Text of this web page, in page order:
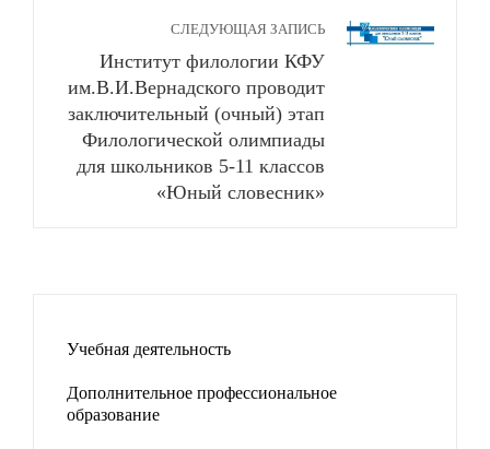
СЛЕДУЮЩАЯ ЗАПИСЬ
Институт филологии КФУ
им.В.И.Вернадского проводит
заключительный (очный) этап
Филологической олимпиады
для школьников 5-11 классов
«Юный словесник»
Учебная деятельность
Дополнительное профессиональное
образование